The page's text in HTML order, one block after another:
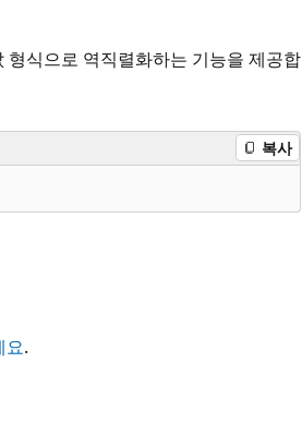
형식으로 역직렬화하는 기능을 제공합
복사
요.